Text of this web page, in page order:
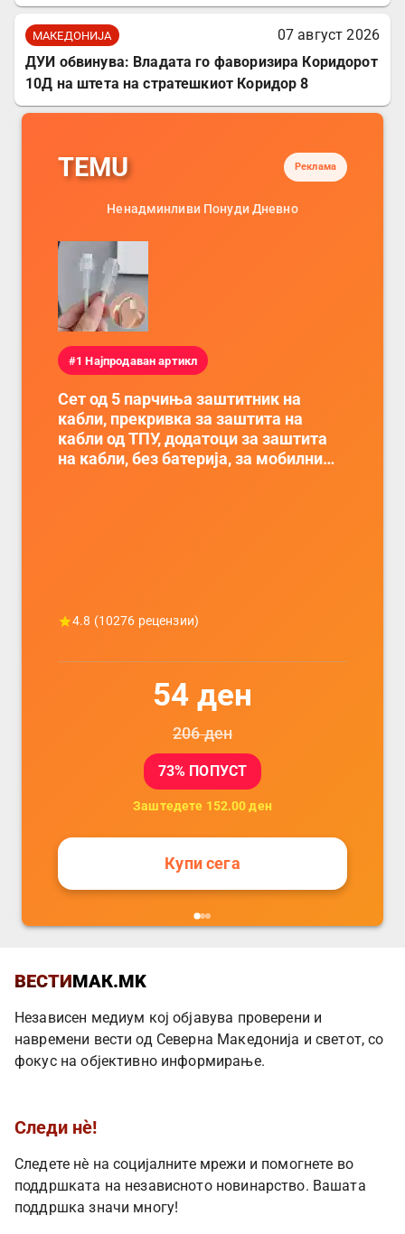
МАКЕДОНИЈА
07 август 2026
ДУИ обвинува: Владата го фаворизира Коридорот
10Д на штета на стратешкиот Коридор 8
TEMU Реклама
Ненадминливи Понуди Дневно
#1 Најпродаван артикл
Сет од 5 парчиња заштитник на
кабли, прекривка за заштита на
кабли од ТПУ, додатоци за заштита
на кабли, без батерија, за мобилни
4.8 (10276 рецензии)
54 ден
206ден
73% ПОПУСТ
Заштедете 152.00 ден
Купи сега
ВЕСТИМАК.MK
Независен медиум кој објавува проверени и
навремени вести од Северна Македонија и светот, со
фокус на објективно информирање.
Следи нè!
Следете нè на социјалните мрежи и помогнете во
поддршката на независното новинарство. Вашата
поддршка значи многу!